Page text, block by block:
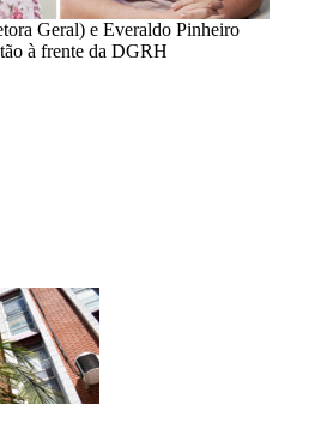
Geral) e Everaldo Pinheiro
à frente da DGRH